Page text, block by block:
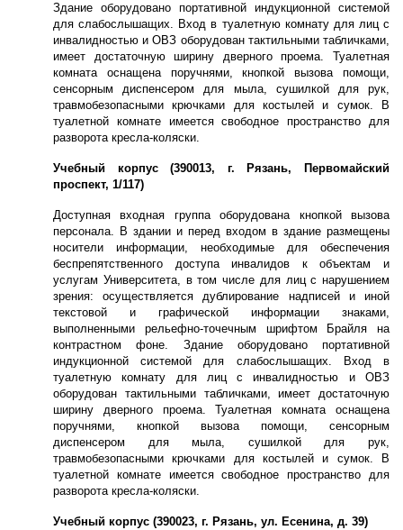
Здание оборудовано портативной индукционной системой
для слабослышащих. Вход в туалетную комнату для лиц с
инвалидностью и ОВЗ оборудован тактильными табличками,
имеет достаточную ширину дверного проема. Туалетная
комната оснащена поручнями, кнопкой вызова помощи,
сенсорным диспенсером для мыла, сушилкой для рук,
травмобезопасными крючками для костылей и сумок. В
туалетной комнате имеется свободное пространство для
разворота кресла-коляски.
Учебный корпус (390013, г. Рязань, Первомайский
проспект, 1/117)
Доступная входная группа оборудована кнопкой вызова
персонала. В здании и перед входом в здание размещены
носители информации, необходимые для обеспечения
беспрепятственного доступа инвалидов к объектам и
услугам Университета, в том числе для лиц с нарушением
зрения: осуществляется дублирование надписей и иной
текстовой и графической информации знаками,
выполненными рельефно-точечным шрифтом Брайля на
контрастном фоне. Здание оборудовано портативной
индукционной системой для слабослышащих. Вход в
туалетную комнату для лиц с инвалидностью и ОВЗ
оборудован тактильными табличками, имеет достаточную
ширину дверного проема. Туалетная комната оснащена
поручнями, кнопкой вызова помощи, сенсорным
диспенсером для мыла, сушилкой для рук,
травмобезопасными крючками для костылей и сумок. В
туалетной комнате имеется свободное пространство для
разворота кресла-коляски.
Учебный корпус (390023, г. Рязань, ул. Есенина, д. 39)